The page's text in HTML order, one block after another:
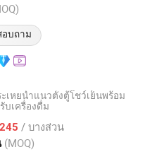
บถาม
ราจาก 2021
เหยน้ำแนวตั้งตู้โชว์เย็นพร้อม
เครื่องดื่ม
/ บางส่วน
(MOQ)
Ltd.
จาก 2025